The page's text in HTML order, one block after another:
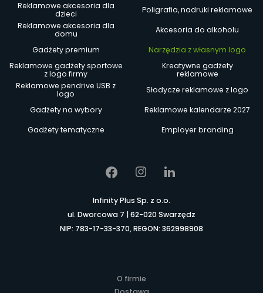
Reklamowe akcesoria dla
dzieci
Poligrafia, nadruki reklamowe
Reklamowe akcesoria dla
domu
Akcesoria do alkoholu
Gadżety premium
Narzędzia z własnym logo
Reklamowe gadżety sportowe
z logo firmy
Kreatywne gadżety
reklamowe
Reklamowe pendrive USB z
logo
Słodycze reklamowe z logo
Gadżety na wybory
Reklamowe kalendarze 2027
Gadżety tematyczne
Employer branding
Infinity Plus Sp. z o.o.
ul. Dworcowa 7 | 62-020 Swarzędz
NIP: 783-17-33-370, REGON: 362998908
O firmie